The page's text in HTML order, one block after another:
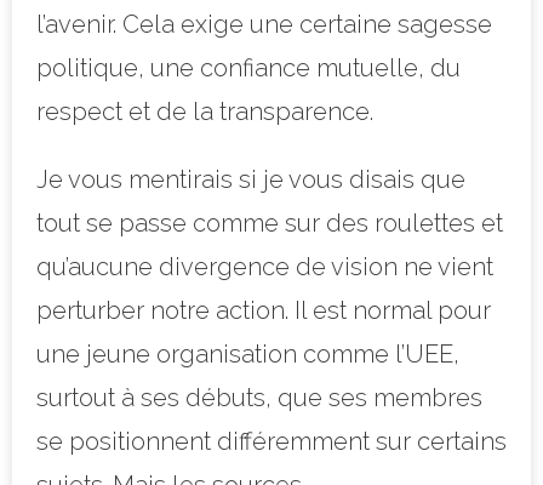
l’avenir. Cela exige une certaine sagesse
politique, une confiance mutuelle, du
respect et de la transparence.
Je vous mentirais si je vous disais que
tout se passe comme sur des roulettes et
qu’aucune divergence de vision ne vient
perturber notre action. Il est normal pour
une jeune organisation comme l’UEE,
surtout à ses débuts, que ses membres
se positionnent différemment sur certains